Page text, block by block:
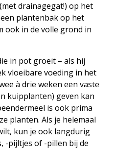
drainagegat!) op het
plantenbak op het
ook in de volle grond in
in pot groeit – als hij
vloeibare voeding in het
à drie weken een vaste
kuipplanten) geven kan
is ook prima
planten. Als je helemaal
kun je ook langdurig
-pijltjes of -pillen bij de